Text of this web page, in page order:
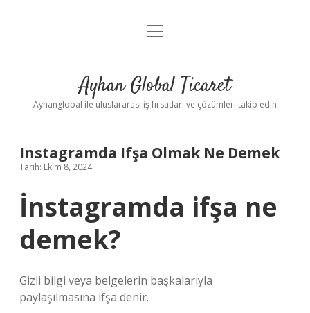
Anasayfa
Yasal Uyarı
menüyü
Ayhan Global Ticaret
Ayhanglobal ile uluslararası iş fırsatları ve çözümleri takip edin
Instagramda Ifşa Olmak Ne Demek
Tarih: Ekim 8, 2024
İnstagramda ifşa ne
demek?
Gizli bilgi veya belgelerin başkalarıyla
paylaşılmasına ifşa denir.